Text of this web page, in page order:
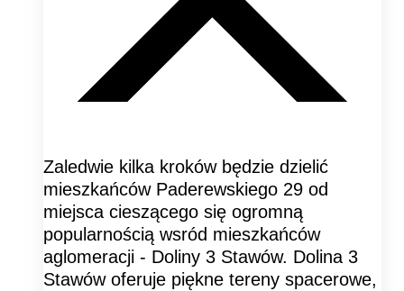
Zaledwie kilka kroków będzie dzielić
mieszkańców Paderewskiego 29 od
miejsca cieszącego się ogromną
popularnością wsród mieszkańców
aglomeracji - Doliny 3 Stawów. Dolina 3
Stawów oferuje piękne tereny spacerowe,